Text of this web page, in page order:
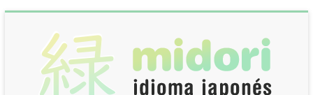
contenido